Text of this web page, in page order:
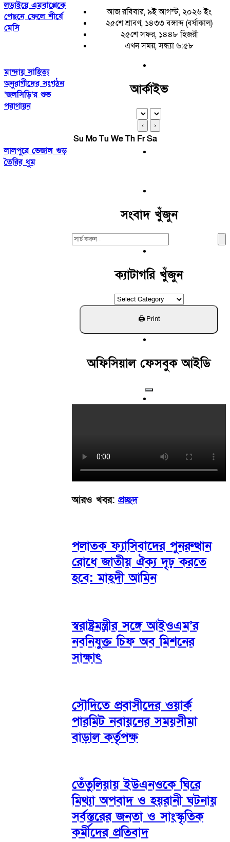
লড়াইয়ে এমবাপ্পেকে
পেছনে ফেলে শীর্ষে
মেসি
মান্দায় সাহিত্য
অনুরাগীদের সংগঠন
‘জলসিড়ি’র শুভ
পরাগায়ন
লালপুরে ভেজাল গুড়
তৈরির ধুম
আজ রবিবার, ৯ই আগস্ট, ২০২৬ ইং
২৫শে শ্রাবণ, ১৪৩৩ বঙ্গাব্দ (বর্ষাকাল)
২৫শে সফর, ১৪৪৮ হিজরী
এখন সময়, সন্ধ্যা ৬:৫৮
আর্কাইভ
‹ ›
Su MoTu WeTh FrSa
সংবাদ খুঁজুন
Search
ক্যাটাগরি খুঁজুন
ক্যাটাগরি
খুঁজুন
অফিসিয়াল ফেসবুক আইডি
আরও খবর: প্রচ্ছদ
পলাতক ফ্যাসিবাদের পুনরুত্থান
রোধে জাতীয় ঐক্য দৃঢ় করতে
হবে: মাহ্দী আমিন
স্বরাষ্ট্রমন্ত্রীর সঙ্গে আইওএম’র
নবনিযুক্ত চিফ অব মিশনের
সাক্ষাৎ
সৌদিতে প্রবাসীদের ওয়ার্ক
পারমিট নবায়নের সময়সীমা
বাড়াল কর্তৃপক্ষ
তেঁতুলিয়ায় ইউএনওকে ঘিরে
মিথ্যা অপবাদ ও হয়রানী ঘটনায়
সর্বস্তরের জনতা ও সাংস্কৃতিক
কর্মীদের প্রতিবাদ